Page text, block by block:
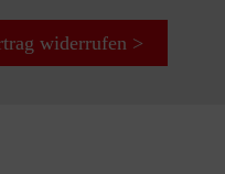
widerrufen >